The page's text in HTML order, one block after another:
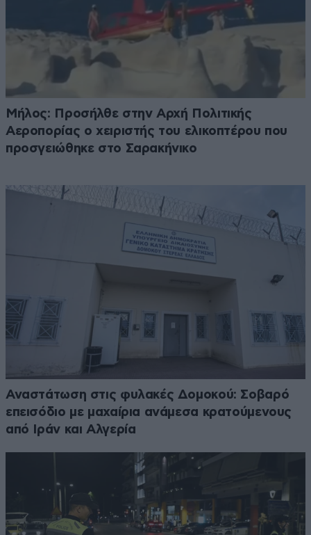
Μήλος: Προσήλθε στην Αρχή Πολιτικής
Αεροπορίας ο χειριστής του ελικοπτέρου που
προσγειώθηκε στο Σαρακήνικο
Αναστάτωση στις φυλακές Δομοκού: Σοβαρό
επεισόδιο με μαχαίρια ανάμεσα κρατούμενους
από Ιράν και Αλγερία